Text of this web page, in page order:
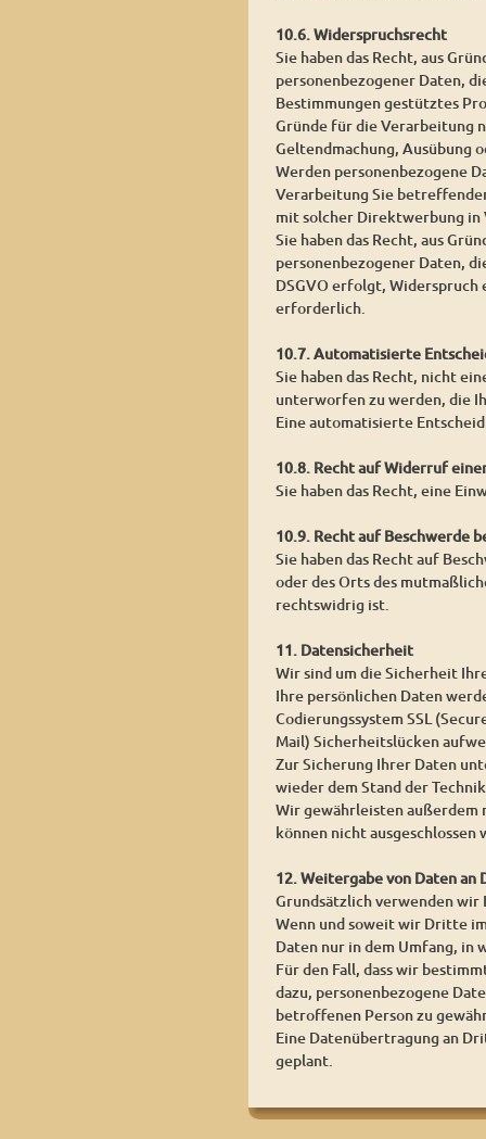
10.6. Widerspruchsrecht
Sie haben das Recht, aus
personenbezogener Daten,
Bestimmungen gestütztes
Gründe für die Verarbeitung
Geltendmachung, Ausübung
Werden personenbezogene
Verarbeitung Sie
mit solcher Direktwerbung in
Sie haben das Recht, aus
personenbezogener Daten,
DSGVO erfolgt,
erforderlich.
10.7. Automatisierte
Sie haben das Recht, nicht
unterworfen zu werden, die
Eine automatisierte
10.8. Recht auf Widerruf
Sie haben das Recht, eine
10.9. Recht auf Beschwerde
Sie haben das Recht auf
oder des Orts des
rechtswidrig ist.
11. Datensicherheit
Wir sind um die Sicherheit
Ihre persönlichen Daten
Codierungssystem SSL
Mail) Sicherheitslücken
Zur Sicherung Ihrer Daten
wieder dem Stand der
Wir gewährleisten außerdem
können nicht
12. Weitergabe von Daten
Grundsätzlich verwenden wir
Wenn und soweit wir Dritte
Daten nur in dem Umfang,
Für den Fall, dass wir
dazu, personenbezogene
betroffenen Person zu
Eine Datenübertragung an
geplant.